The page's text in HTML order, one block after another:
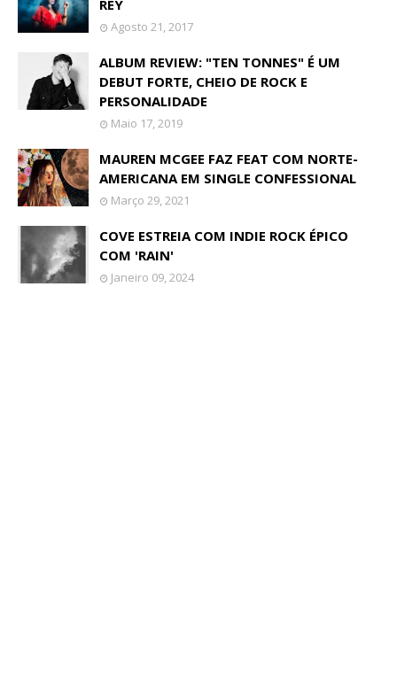
REY
Agosto 21, 2017
ALBUM REVIEW: "TEN TONNES" É UM
DEBUT FORTE, CHEIO DE ROCK E
PERSONALIDADE
Maio 17, 2019
MAUREN MCGEE FAZ FEAT COM NORTE-
AMERICANA EM SINGLE CONFESSIONAL
Março 29, 2021
COVE ESTREIA COM INDIE ROCK ÉPICO
COM 'RAIN'
Janeiro 09, 2024